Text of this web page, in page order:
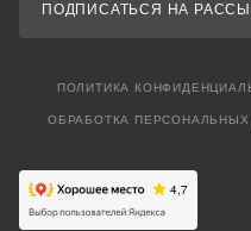
ПОДПИСАТЬСЯ НА
ПОЛИТИКА
ОБРАБОТКА